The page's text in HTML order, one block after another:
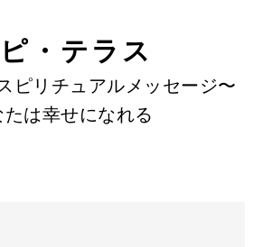
・テラス
ピリチュアルメッセージ〜
たは幸せになれる